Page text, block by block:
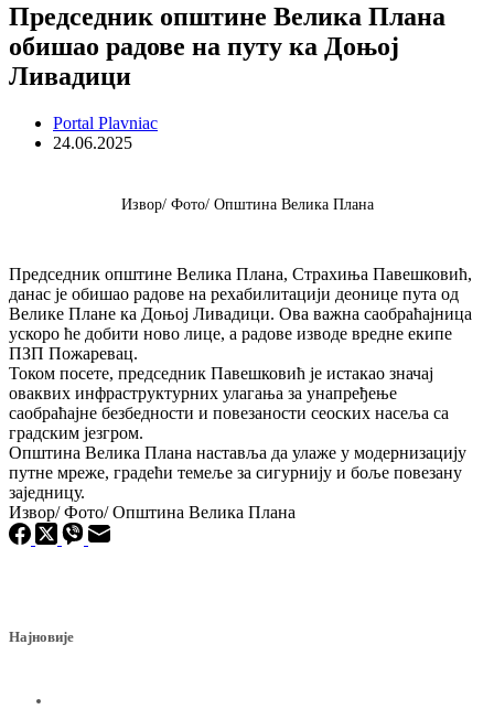
Председник општине Велика Плана
обишао радове на путу ка Доњој
Ливадици
Portal Plavniac
24.06.2025
Извор/ Фото/ Општина Велика Плана
Председник општине Велика Плана, Страхиња Павешковић,
данас је обишао радове на рехабилитацији деонице пута од
Велике Плане ка Доњој Ливадици. Ова важна саобраћајница
ускоро ће добити ново лице, а радове изводе вредне екипе
ПЗП Пожаревац.
Током посете, председник Павешковић је истакао значај
оваквих инфраструктурних улагања за унапређење
саобраћајне безбедности и повезаности сеоских насеља са
градским језгром.
Општина Велика Плана наставља да улаже у модернизацију
путне мреже, градећи темеље за сигурнију и боље повезану
заједницу.
Извор/ Фото/ Општина Велика Плана
Најновије